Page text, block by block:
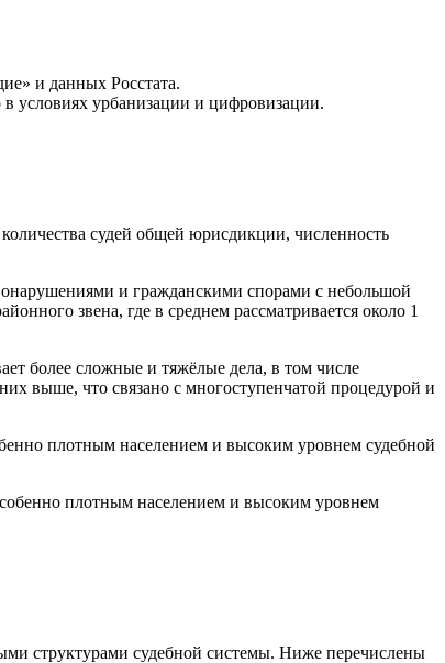
и данных Росстата.
условиях урбанизации и цифровизации.
судей общей юрисдикции, численность
и гражданскими спорами с небольшой
звена, где в среднем рассматривается около 1
более сложные и тяжёлые дела, в том числе
выше, что связано с многоступенчатой процедурой и
плотным населением и высоким уровнем судебной
структурами судебной системы. Ниже перечислены